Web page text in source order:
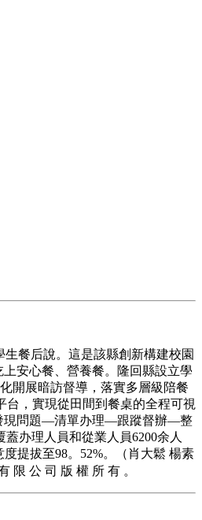
餐后說。這是該縣創新構建校園
安心餐、營養餐。隆回縣設立學
開展暗訪督導，落實多層級陪餐
，實現從田間到餐桌的全程可視
發現問題—清單办理—跟蹤督辦—整
办理人員和從業人員6200余人
提拔至98。52%。（肖大鬆 楊素
限 公 司 版 權 所 有 。